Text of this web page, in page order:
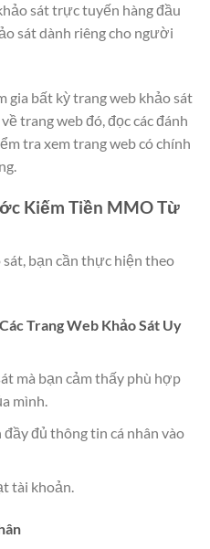
sát trực tuyến hàng đầu
sát dành riêng cho người
gia bất kỳ trang web khảo sát
trang web đó, đọc các đánh
tra xem trang web có chính
Kiếm Tiền MMO Từ
bạn cần thực hiện theo
Trang Web Khảo Sát Uy
mà bạn cảm thấy phù hợp
mình.
đủ thông tin cá nhân vào
tài khoản.